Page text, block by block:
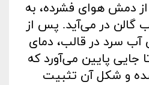
از دمش هوای فشرده، به
گالن در می‌آید. پس از
سرد در قالب، دمای
جایی پایین می‌آورد که
و شکل آن تثبیت